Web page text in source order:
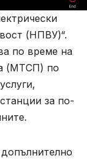
(НПВУ)“.
по време на
(МТСП) по
за по-